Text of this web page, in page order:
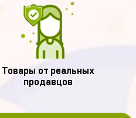
Товары от реальных
продавцов